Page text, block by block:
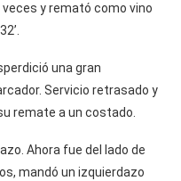
y remató como vino
una gran
Servicio retrasado y
remate a un costado.
Ahora fue del lado de
mandó un izquierdazo